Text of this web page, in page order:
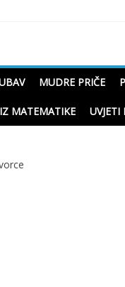
MUDRE PRIČE
MATEMATIKE UVJETI